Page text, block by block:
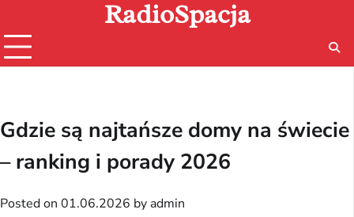
content
RadioSpacja
Gdzie są najtańsze domy na świecie
– ranking i porady 2026
Posted on 01.06.2026 by admin